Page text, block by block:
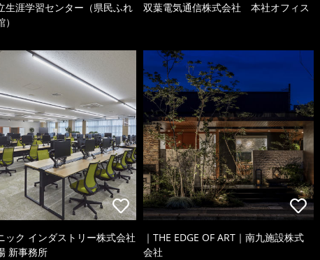
生涯学習センター（県民ふれ
双葉電気通信株式会社 本社オフィス
ック インダストリー株式会社
新事務所
｜THE EDGE OF ART｜南九施設株式
会社